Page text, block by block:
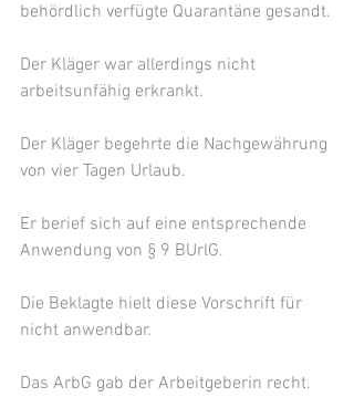
behördlich verfügte Quarantäne gesandt.
Der Kläger war allerdings nicht
arbeitsunfähig erkrankt.
Der Kläger begehrte die Nachgewährung
von vier Tagen Urlaub.
Er berief sich auf eine entsprechende
Anwendung von § 9 BUrlG.
Die Beklagte hielt diese Vorschrift für
nicht anwendbar.
Das ArbG gab der Arbeitgeberin recht.